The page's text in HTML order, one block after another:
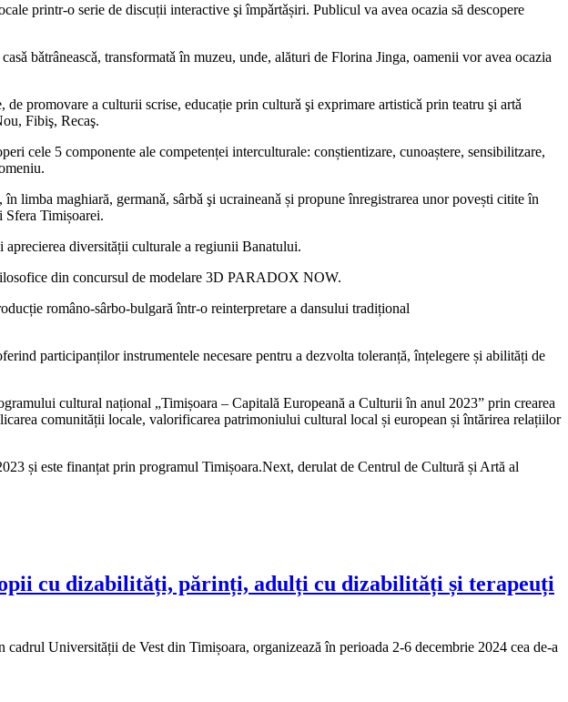
printr-o serie de discuții interactive şi împǎrtǎșiri. Publicul va avea ocazia să descopere
bǎtrâneascǎ, transformatǎ în muzeu, unde, alături de Florina Jinga, oamenii vor avea ocazia
promovare a culturii scrise, educație prin culturǎ şi exprimare artisticǎ prin teatru şi artǎ
Fibiş, Recaş.
cele 5 componente ale competenței interculturale: conștientizare, cunoaștere, sensibilitzare,
limba maghiară, germanǎ, sârbǎ şi ucraineanǎ și propune înregistrarea unor povești citite în
Sfera Timișoarei.
diversității culturale a regiunii Banatului.
din concursul de modelare 3D PARADOX NOW.
româno-sârbo-bulgară într-o reinterpretare a dansului tradițional
participanților instrumentele necesare pentru a dezvolta toleranță, înțelegere și abilități de
cultural național „Timișoara – Capitală Europeană a Culturii în anul 2023” prin crearea
comunității locale, valorificarea patrimoniului cultural local și european și întărirea relațiilor
și este finanțat prin programul Timișoara.Next, derulat de Centrul de Cultură și Artă al
cu dizabilități, părinți, adulți cu dizabilități și terapeuți
Universității de Vest din Timișoara, organizează în perioada 2-6 decembrie 2024 cea de-a